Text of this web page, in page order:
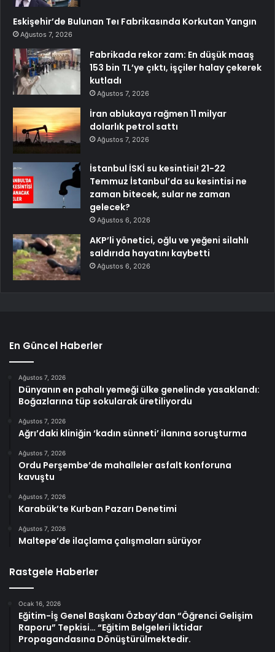
Eskişehir’de Bulunan Teı Fabrikasında Korkutan Yangın
Ağustos 7, 2026
Fabrikada rekor zam: En düşük maaş
153 bin TL’ye çıktı, işçiler halay çekerek
kutladı
Ağustos 7, 2026
İran ablukaya rağmen 11 milyar
dolarlık petrol sattı
Ağustos 7, 2026
İstanbul İSKİ su kesintisi! 21-22
Temmuz İstanbul’da su kesintisi ne
zaman bitecek, sular ne zaman
gelecek?
Ağustos 6, 2026
AKP’li yönetici, oğlu ve yeğeni silahlı
saldırıda hayatını kaybetti
Ağustos 6, 2026
En Güncel Haberler
Ağustos 7, 2026
Dünyanın en pahalı yemeği ülke genelinde yasaklandı:
Boğazlarına tüp sokularak üretiliyordu
Ağustos 7, 2026
Ağrı’daki kliniğin ‘kadın sünneti’ ilanına soruşturma
Ağustos 7, 2026
Ordu Perşembe’de mahalleler asfalt konforuna
kavuştu
Ağustos 7, 2026
Karabük’te Kurban Pazarı Denetimi
Ağustos 7, 2026
Maltepe’de ilaçlama çalışmaları sürüyor
Rastgele Haberler
Ocak 16, 2026
Eğitim-İş Genel Başkanı Özbay’dan “Öğrenci Gelişim
Raporu” Tepkisi… “Eğitim Belgeleri İktidar
Propagandasına Dönüştürülmektedir.